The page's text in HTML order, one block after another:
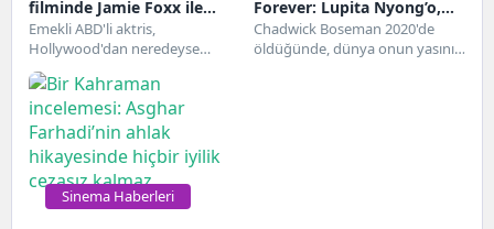
filminde Jamie Foxx ile
büyük ekrana dönmeye
hazırlanıyor
Emekli ABD'li aktris,
Hollywood'dan neredeyse
kaybolduktan neredeyse on yıl
sonra kariyeri hakkında büyük
bir açıklama...
Forever: Lupita Nyong’o,
‘Chadwick Boseman
öldüğünde dünyası
Chadwick Boseman 2020'de
öldüğünde, dünya onun yasını
Sinema Haberleri